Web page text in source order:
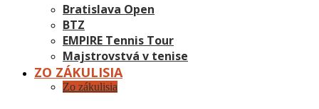
Bratislava Open
BTZ
EMPIRE Tennis Tour
Majstrovstvá v tenise
ZO ZÁKULISIA
Zo zákulisia